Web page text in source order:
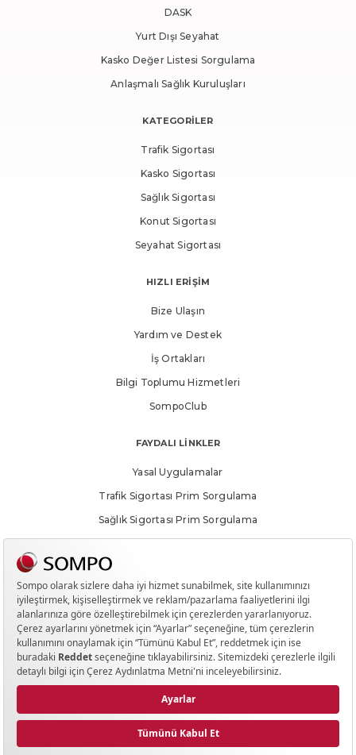
DASK
Yurt Dışı Seyahat
Kasko Değer Listesi Sorgulama
Anlaşmalı Sağlık Kuruluşları
KATEGORİLER
Trafik Sigortası
Kasko Sigortası
Sağlık Sigortası
Konut Sigortası
Seyahat Sigortası
HIZLI ERİŞİM
Bize Ulaşın
Yardım ve Destek
İş Ortakları
Bilgi Toplumu Hizmetleri
SompoClub
FAYDALI LİNKLER
Yasal Uygulamalar
Trafik Sigortası Prim Sorgulama
Sağlık Sigortası Prim Sorgulama
Yanlış Sigorta Uygulamaları Bilgilendirmesi
Hak Sahiplerince Aranmayan Paralar
Meblağ Sigortalarında Hak Sahipliği Sorgulama Ekranı
SOSYAL MEDYA